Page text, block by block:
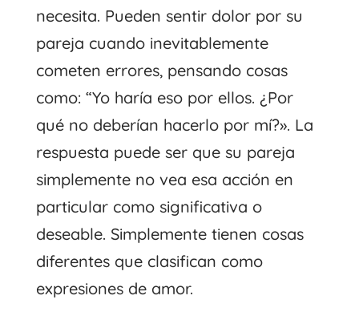
necesita. Pueden sentir dolor por su
pareja cuando inevitablemente
cometen errores, pensando cosas
como: “Yo haría eso por ellos. ¿Por
qué no deberían hacerlo por mí?». La
respuesta puede ser que su pareja
simplemente no vea esa acción en
particular como significativa o
deseable. Simplemente tienen cosas
diferentes que clasifican como
expresiones de amor.